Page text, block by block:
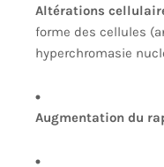
Altérations
forme des cellules
hyperchromasie
Augmentation du